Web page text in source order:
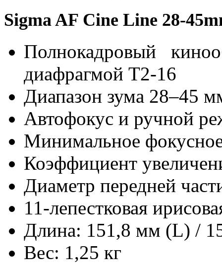
Sigma AF Cine Line 28-
Полнокадровый
диафрагмой T2-16
Диапазон зума 28–45
Автофокус и ручной
Минимальное
Коэффициент
Диаметр передней
11-лепестковая
Длина: 151,8 мм (L) /
Вес: 1,25 кг